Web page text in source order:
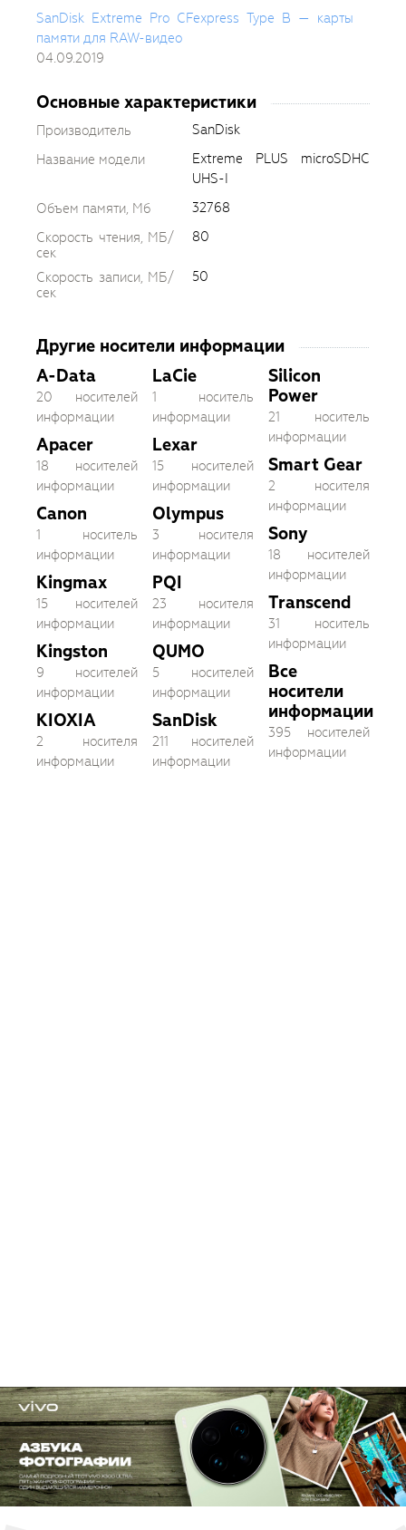
SanDisk Extreme Pro CFexpress Type B — карты
памяти для RAW-видео
04.09.2019
Основные характеристики
Производитель
SanDisk
Название модели
Extreme PLUS microSDHC
UHS-I
Объем памяти, Мб
32768
Скорость чтения, МБ/
сек
80
Скорость записи, МБ/
сек
50
Другие носители информации
A-Data
20 носителей
информации
Apacer
18 носителей
информации
Canon
1 носитель
информации
Kingmax
15 носителей
информации
Kingston
9 носителей
информации
KIOXIA
2 носителя
информации
LaCie
1 носитель
информации
Lexar
15 носителей
информации
Olympus
3 носителя
информации
PQI
23 носителя
информации
QUMO
5 носителей
информации
SanDisk
211 носителей
информации
Silicon
Power
21 носитель
информации
Smart Gear
2 носителя
информации
Sony
18 носителей
информации
Transcend
31 носитель
информации
Все
носители
информации
395 носителей
информации